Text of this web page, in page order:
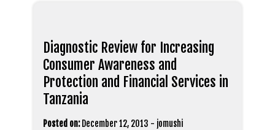
Diagnostic Review for Increasing
Consumer Awareness and
Protection and Financial Services in
Tanzania
Posted on: December 12, 2013 - jomushi